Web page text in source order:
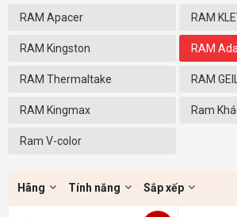
RAM Apacer RAM
RAM Kingston RAM
RAM Thermaltake RAM GEIL
RAM Kingmax Ram
Ram V-color
Hãng Tính năng Sắp xếp